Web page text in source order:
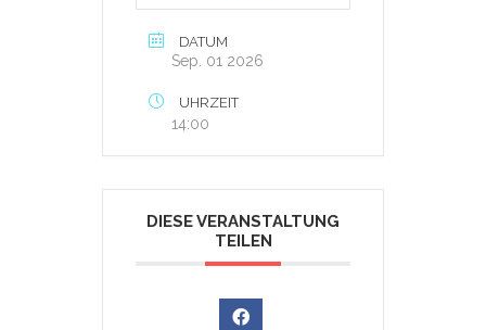
DATUM
Sep. 01 2026
UHRZEIT
14:00
DIESE VERANSTALTUNG
TEILEN